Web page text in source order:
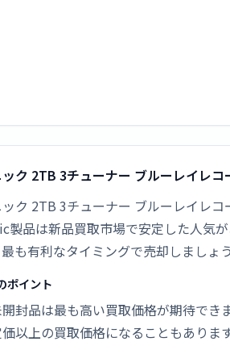
ク 2TB 3チューナー ブルーレイレ
ク 2TB 3チューナー ブルーレイレコ
製品は新品買取市場で安定した人気
も有利なタイミングで売却しましょう
ポイント
封品は最も高い買取価格が期待でき
以上の買取価格になることもあります